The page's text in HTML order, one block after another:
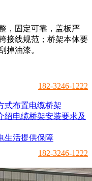
，固定可靠，盖板严
接线规范；桥架本体要
掉油漆。
182-3246-1222
式布置电缆桥架
绍电缆桥架安装要求及
生活提供保障
182-3246-1222